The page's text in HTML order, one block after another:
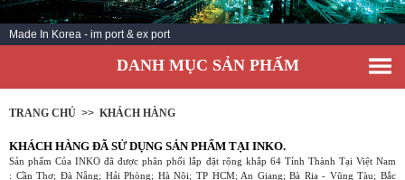
DỊCH VỤ
TIN TỨC
KHÁCH HÀNG
Made In Korea - im port & ex port
DANH MỤC SẢN PHẨM
TRANG CHỦ >> KHÁCH HÀNG
KHÁCH HÀNG ĐÃ SỬ DỤNG SẢN PHẨM TẠI INKO.
Sản phẩm Của INKO đã được phân phối lắp đặt rộng khắp 64 Tỉnh Thành Tại Việt Nam
: Cần Thơ; Đà Nẵng; Hải Phòng; Hà Nội; TP HCM; An Giang; Bà Rịa - Vũng Tàu; Bắc